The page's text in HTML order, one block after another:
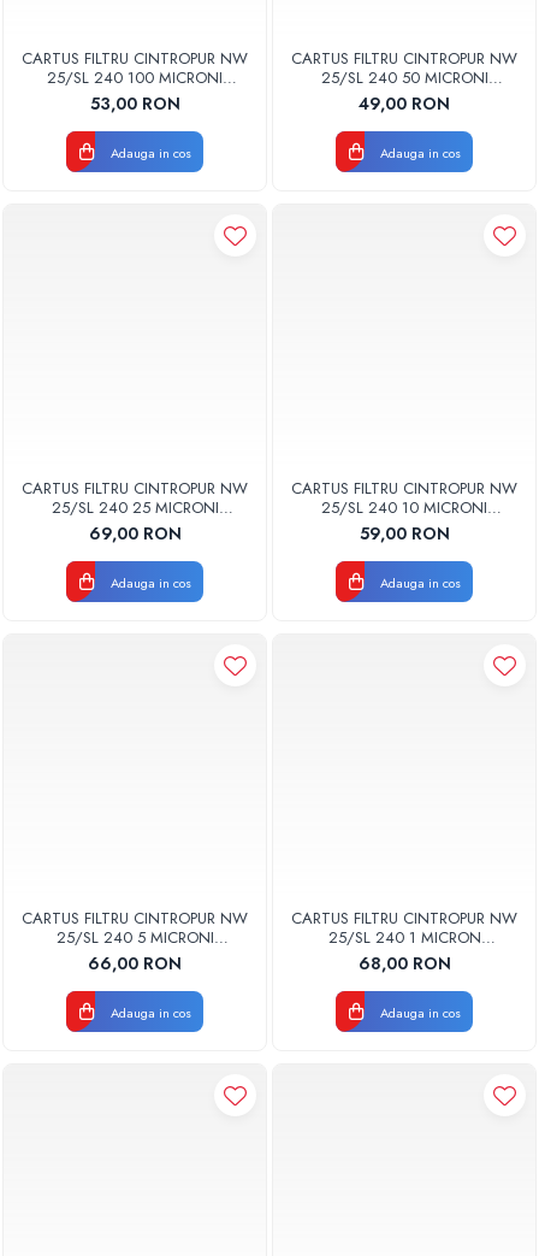
CARTUS FILTRU CINTROPUR NW
25/SL 240 100 MICRONI
MANSOANE FILTRARE SET 5BUC
53,00 RON
Adauga in cos
CARTUS FILTRU CINTROPUR NW
25/SL 240 50 MICRONI
MANSOANE FILTRARE SET 5BUC
49,00 RON
Adauga in cos
CARTUS FILTRU CINTROPUR NW
25/SL 240 25 MICRONI
MANSOANE FILTRARE SET 5BUC
69,00 RON
Adauga in cos
CARTUS FILTRU CINTROPUR NW
25/SL 240 10 MICRONI
MANSOANE FILTRARE SET 5BUC
59,00 RON
Adauga in cos
CARTUS FILTRU CINTROPUR NW
25/SL 240 5 MICRONI
MANSOANE FILTRARE SET 5BUC
66,00 RON
Adauga in cos
CARTUS FILTRU CINTROPUR NW
25/SL 240 1 MICRON
MANSOANE FILTRARE SET 5BUC
68,00 RON
Adauga in cos